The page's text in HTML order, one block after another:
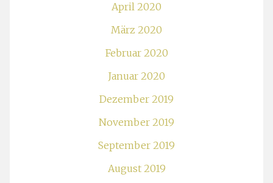
April 2020
März 2020
Februar 2020
Januar 2020
Dezember 2019
November 2019
September 2019
August 2019